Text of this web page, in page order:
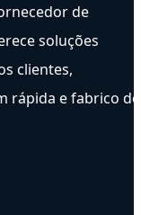
de
soluções
clientes,
rápida e fabrico de